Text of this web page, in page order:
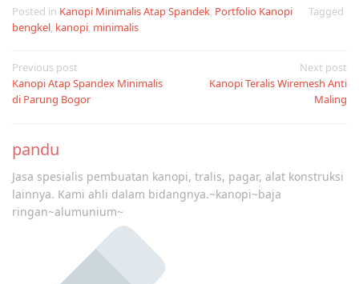
Posted in Kanopi Minimalis Atap Spandek Portfolio Kanopi
Tagged
bengkel kanopi minimalis
Post
navigation
Previous post
Kanopi Atap Spandex Minimalis
di Parung Bogor
Next post
Kanopi Teralis Wiremesh Anti
Maling
pandu
Jasa spesialis pembuatan kanopi, tralis, pagar, alat konstruksi
lainnya. Kami ahli dalam bidangnya.~kanopi~baja
ringan~alumunium~